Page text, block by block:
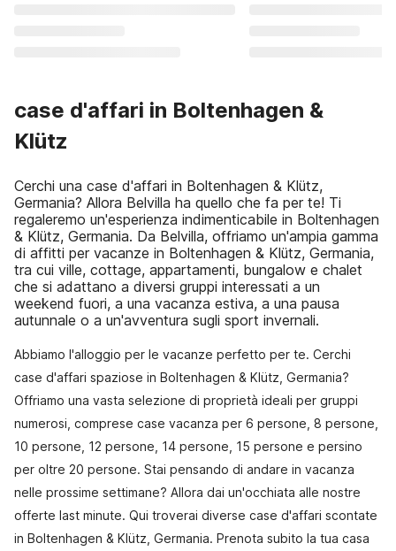
case d'affari in Boltenhagen &
Klütz
Cerchi una case d'affari in Boltenhagen & Klütz,
Germania? Allora Belvilla ha quello che fa per te! Ti
regaleremo un'esperienza indimenticabile in Boltenhagen
& Klütz, Germania. Da Belvilla, offriamo un'ampia gamma
di affitti per vacanze in Boltenhagen & Klütz, Germania,
tra cui ville, cottage, appartamenti, bungalow e chalet
che si adattano a diversi gruppi interessati a un
weekend fuori, a una vacanza estiva, a una pausa
autunnale o a un'avventura sugli sport invernali.
Abbiamo l'alloggio per le vacanze perfetto per te. Cerchi
case d'affari spaziose in Boltenhagen & Klütz, Germania?
Offriamo una vasta selezione di proprietà ideali per gruppi
numerosi, comprese case vacanza per 6 persone, 8 persone,
10 persone, 12 persone, 14 persone, 15 persone e persino
per oltre 20 persone. Stai pensando di andare in vacanza
nelle prossime settimane? Allora dai un'occhiata alle nostre
offerte last minute. Qui troverai diverse case d'affari scontate
in Boltenhagen & Klütz, Germania. Prenota subito la tua casa